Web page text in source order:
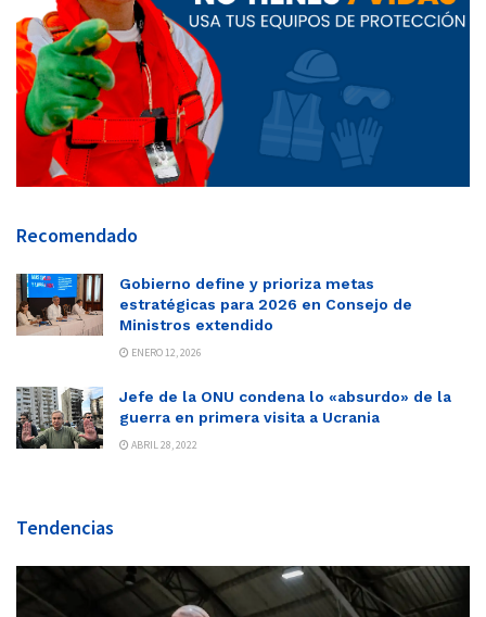
Recomendado
Gobierno define y prioriza metas
estratégicas para 2026 en Consejo de
Ministros extendido
ENERO 12, 2026
Jefe de la ONU condena lo «absurdo» de la
guerra en primera visita a Ucrania
ABRIL 28, 2022
Tendencias